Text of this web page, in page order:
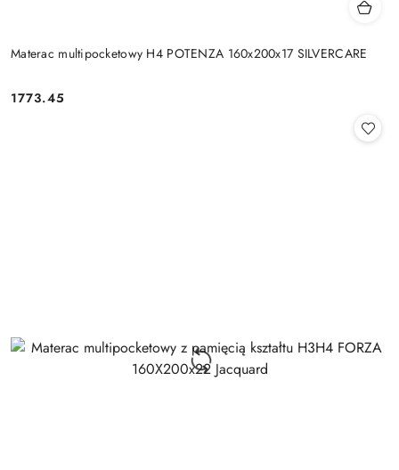
Materac multipocketowy H4 POTENZA 160x200x17 SILVERCARE
Cena:
1773.45